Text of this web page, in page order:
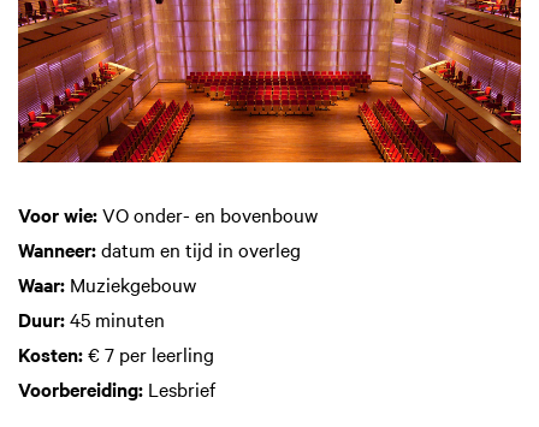
Voor wie:VO onder- en bovenbouw
Wanneer:datum en tijd in overleg
Waar: Muziekgebouw
Duur:45 minuten
Kosten:€ 7 per leerling
Voorbereiding: Lesbrief